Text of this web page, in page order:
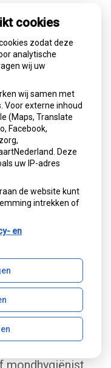
en mooi. Dat
Daarom
en kiezen, uw
niet
er
op uw kunstgebit
kan uw
Reinig
iedere
van Lactona of
Die kan
voelt
gebit tijdens het
Het zal
eerst de
gebit
met een bij de
de
cookies
zodat deze
analytische
wij uw
wij samen met
Voor externe inhoud
(Maps, Translate
Facebook,
Deze
uw IP-adres
de website kunt
intrekken of
en